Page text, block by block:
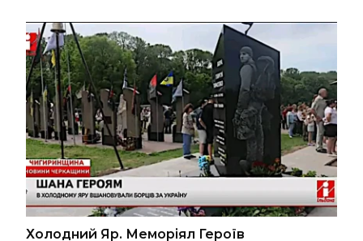
Холодний Яр. Меморіял Героїв